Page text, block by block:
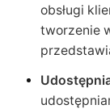
obsługi
tworzenie